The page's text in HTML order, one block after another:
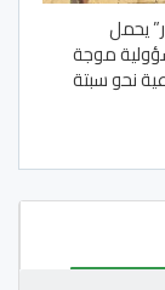
يحمل
موجة
نحو سبتة